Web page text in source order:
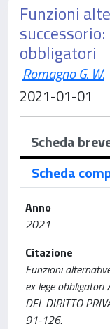
Funzioni
obbligatori
Romagno G. W.
2021-01-01
Scheda
Scheda
Anno
2021
Citazione
Funzioni
ex lege obbligatori
DEL DIRITTO
91-126.